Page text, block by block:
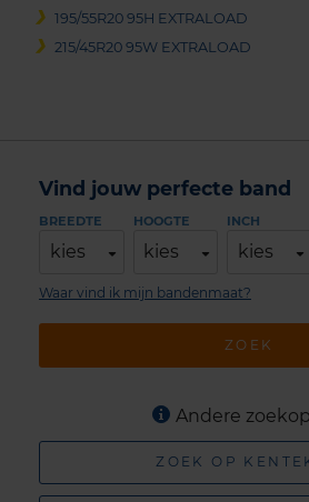
195/55R20 95H EXTRALOAD
215/45R20 95W EXTRALOAD
Vind jouw perfecte band
BREEDTE
kies
HOOGTE
kies
INCH
kies
ZOEK
Waar vind ik mijn bandenmaat?
Andere
ZOEK OP